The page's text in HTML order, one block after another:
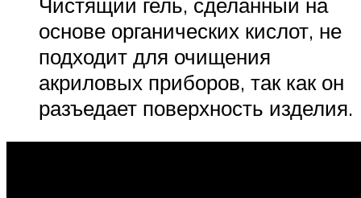
основе органических кислот, не
подходит для очищения
акриловых приборов, так как он
разъедает поверхность изделия.